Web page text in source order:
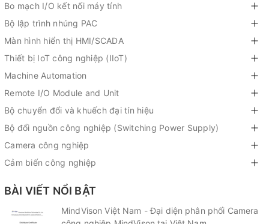
Bo mạch I/O kết nối máy tính
Bộ lập trình nhúng PAC
Màn hình hiển thị HMI/SCADA
Thiết bị IoT công nghiệp (IIoT)
Machine Automation
Remote I/O Module and Unit
Bộ chuyển đổi và khuếch đại tín hiệu
Bộ đổi nguồn công nghiệp (Switching Power Supply)
Camera công nghiệp
Cảm biến công nghiệp
BÀI VIẾT NỔI BẬT
MindVison Việt Nam - Đại diện phân phối Camera